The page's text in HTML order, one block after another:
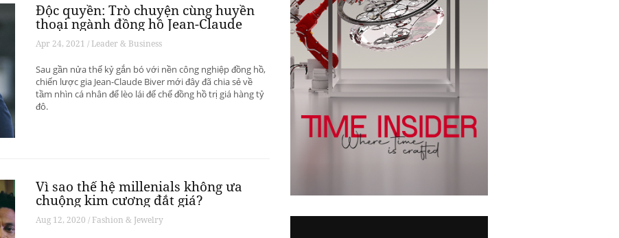
Độc quyền: Trò chuyện cùng huyền
thoại ngành đồng hồ Jean-Claude
Biver
Apr 24, 2021 / Leader & Business
Sau gần nửa thế kỷ gắn bó với nền công nghiệp đồng hồ,
chiến lược gia Jean-Claude Biver mới đây đã chia sẻ về
tầm nhìn cá nhân để lèo lái đế chế đồng hồ trị giá hàng tỷ
đô.
Vì sao thế hệ millenials không ưa
chuộng kim cương đắt giá?
Aug 12, 2020 / Fashion & Jewelry